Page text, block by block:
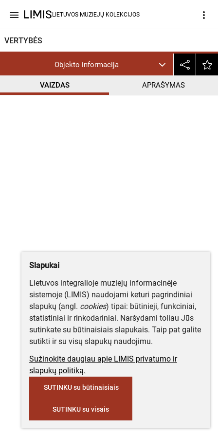
menu LIETUVOS MUZIEJŲ KOLEKCIJOS more_vert
VERTYBĖS
Objekto informacija
VAIZDAS APRAŠYMAS
help_outline
Slapukai
Lietuvos integralioje muziejų informacinėje
sistemoje (LIMIS) naudojami keturi pagrindiniai
slapukų (angl. cookies) tipai: būtinieji, funkciniai,
statistiniai ir rinkodariniai. Naršydami toliau Jūs
sutinkate su būtinaisiais slapukais. Taip pat galite
sutikti ir su visų slapukų naudojimu.
Sužinokite daugiau apie LIMIS privatumo ir
slapukų politiką.
SUTINKU su būtinaisiais
SUTINKU su visais